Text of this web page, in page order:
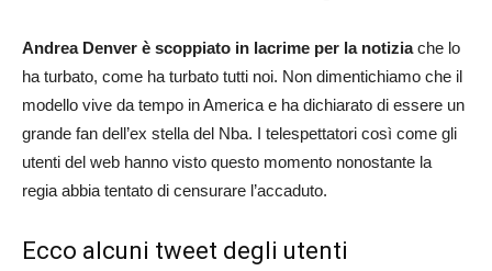
Andrea Denver è scoppiato in lacrime per la notiziache lo
ha turbato, come ha turbato tutti noi. Non dimentichiamo che il
modello vive da tempo in America e ha dichiarato di essere un
grande fan dell’ex stella del Nba. I telespettatori così come gli
utenti del web hanno visto questo momento nonostante la
regia abbia tentato di censurare l’accaduto.
Ecco alcuni tweet degli utenti